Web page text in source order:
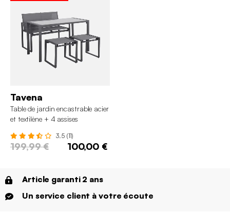
Tavena
Table de jardin encastrable acier
et textilène + 4 assises
3.5 (11)
199,99 € 100,00 €
Article garanti 2 ans
Un service client à votre écoute